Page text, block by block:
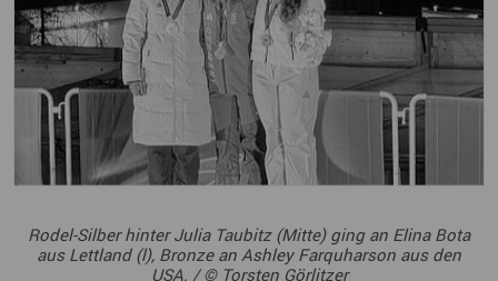
Rodel-Silber hinter Julia Taubitz (Mitte) ging an Elina Bota
aus Lettland (l), Bronze an Ashley Farquharson aus den
USA. / © Torsten Görlitzer